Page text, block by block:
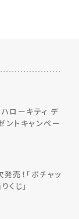
ローキティ デ
ントキャンペー
発売！「ポチャッ
くじ」